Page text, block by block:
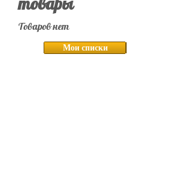
Товаров нет
Мои списки